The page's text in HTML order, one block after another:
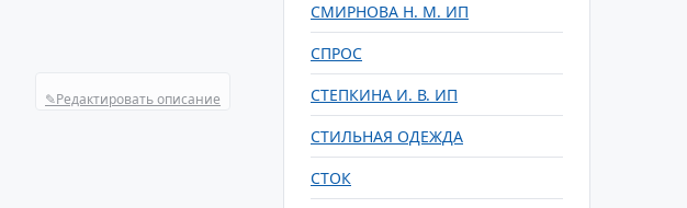
✎Редактировать описание
СМИРНОВА Н. М. ИП
СПРОС
СТЕПКИНА И. В. ИП
СТИЛЬНАЯ ОДЕЖДА
СТОК